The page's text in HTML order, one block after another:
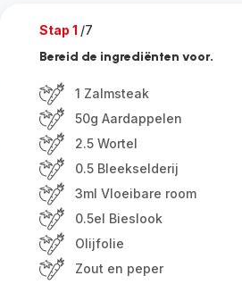
Stap 1 /7
Bereid de ingrediënten voor.
1 Zalmsteak
50g Aardappelen
2.5 Wortel
0.5 Bleekselderij
3ml Vloeibare room
0.5el Bieslook
Olijfolie
Zout en peper